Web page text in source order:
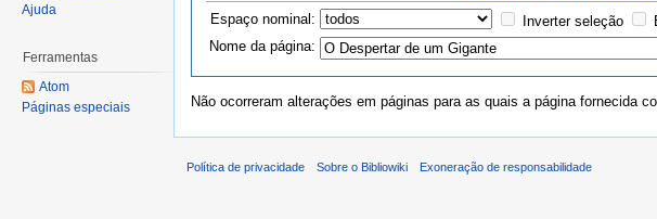
Espaço nominal:
Inverter seleção
Nome da página:
Não ocorreram alterações em páginas para as quais a página fornecida
Ajuda
Ferramentas
Atom
Páginas especiais
Política de privacidade Sobre o Bibliowiki Exoneração de responsabilidade